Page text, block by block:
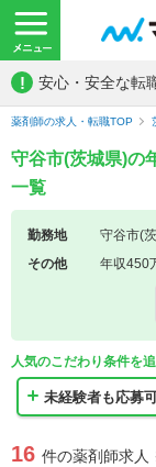
! 安心・安全な転
薬剤師の求人・転職TOP
守谷市(茨城県)の
一覧
勤務地
守谷市(
その他
年収450
人気のこだわり条件を
未経験者も応募
16 件の薬剤師求人